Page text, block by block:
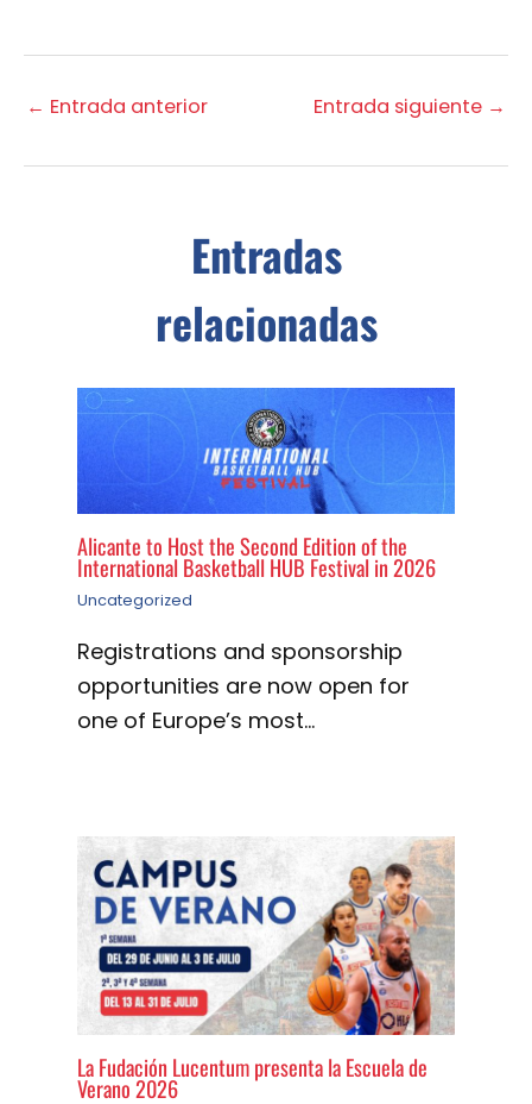
← Entrada anterior Entrada siguiente →
Entradas
relacionadas
Alicante to Host the Second Edition of the
International Basketball HUB Festival in 2026
Uncategorized
Registrations and sponsorship
opportunities are now open for
one of Europe’s most…
La Fudación Lucentum presenta la Escuela de
Verano 2026